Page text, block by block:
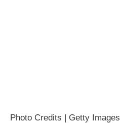
Photo Credits | Getty Images